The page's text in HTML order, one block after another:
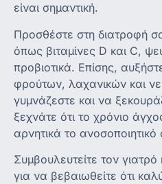
είναι σημαντική.
Προσθέστε στη διατροφή
όπως βιταμίνες D και C,
προβιοτικά. Επίσης,
φρούτων, λαχανικών και
γυμνάζεστε και να
ξεχνάτε ότι το χρόνιο
αρνητικά το
Συμβουλευτείτε τον
για να βεβαιωθείτε ότι